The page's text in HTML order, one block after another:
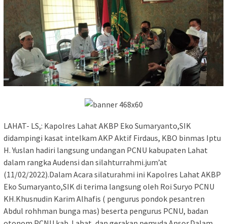
LAHAT- LS,: Kapolres Lahat AKBP Eko Sumaryanto,SIK
didampingi kasat intelkam AKP Aktif Firdaus, KBO binmas Iptu
H. Yuslan hadiri langsung undangan PCNU kabupaten Lahat
dalam rangka Audensi dan silahturrahmi.jum’at
(11/02/2022).Dalam Acara silaturahmi ini Kapolres Lahat AKBP
Eko Sumaryanto,SIK di terima langsung oleh Roi Suryo PCNU
KH.Khusnudin Karim Alhafis ( pengurus pondok pesantren
Abdul rohhman bunga mas) beserta pengurus PCNU, badan